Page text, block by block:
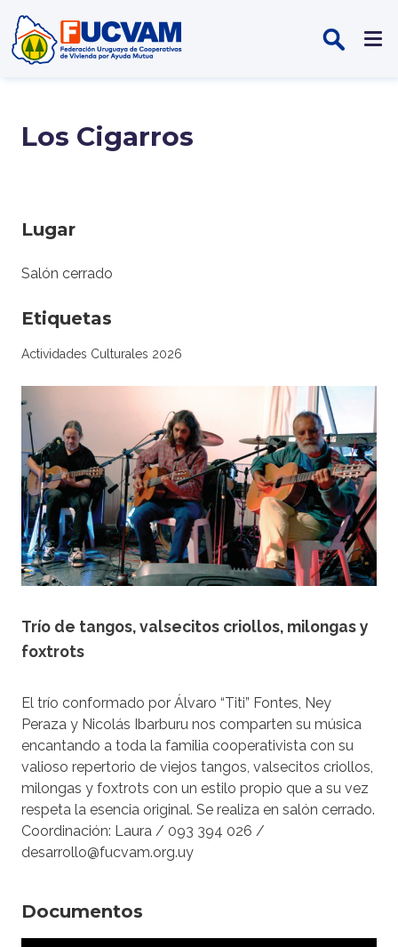
Los Cigarros
Lugar
Salón cerrado
Etiquetas
Actividades Culturales 2026
Trío de tangos, valsecitos criollos, milongas y
foxtrots
El trío conformado por Álvaro “Titi” Fontes, Ney
Peraza y Nicolás Ibarburu nos comparten su música
encantando a toda la familia cooperativista con su
valioso repertorio de viejos tangos, valsecitos criollos,
milongas y foxtrots con un estilo propio que a su vez
respeta la esencia original. Se realiza en salón cerrado.
Coordinación: Laura / 093 394 026 /
desarrollo@fucvam.org.uy
Documentos